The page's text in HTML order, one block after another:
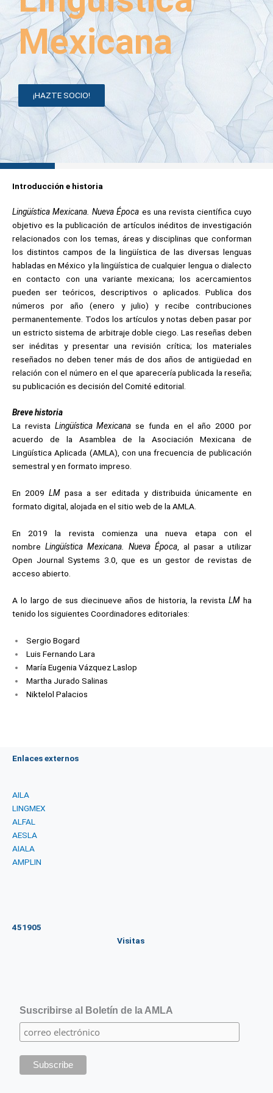
Mexicana
¡HAZTE SOCIO!
Introducción e historia
Lingüística Mexicana. Nueva Época es una revista científica cuyo
objetivo es la publicación de artículos inéditos de investigación
relacionados con los temas, áreas y disciplinas que conforman
los distintos campos de la lingüística de las diversas lenguas
habladas en México y la lingüística de cualquier lengua o dialecto
en contacto con una variante mexicana; los acercamientos
pueden ser teóricos, descriptivos o aplicados. Publica dos
números por año (enero y julio) y recibe contribuciones
permanentemente. Todos los artículos y notas deben pasar por
un estricto sistema de arbitraje doble ciego. Las reseñas deben
ser inéditas y presentar una revisión crítica; los materiales
reseñados no deben tener más de dos años de antigüedad en
relación con el número en el que aparecería publicada la reseña;
su publicación es decisión del Comité editorial.
Breve historia
La revista Lingüística Mexicana se funda en el año 2000 por
acuerdo de la Asamblea de la Asociación Mexicana de
Lingüística Aplicada (AMLA), con una frecuencia de publicación
semestral y en formato impreso.
En 2009 LM pasa a ser editada y distribuida únicamente en
formato digital, alojada en el sitio web de la AMLA.
En 2019 la revista comienza una nueva etapa con el
nombre Lingüística Mexicana. Nueva Época, al pasar a utilizar
Open Journal Systems 3.0, que es un gestor de revistas de
acceso abierto.
A lo largo de sus diecinueve años de historia, la revista LM ha
tenido los siguientes Coordinadores editoriales:
Sergio Bogard
Luis Fernando Lara
María Eugenia Vázquez Laslop
Martha Jurado Salinas
Niktelol Palacios
Enlaces externos
AILA
LINGMEX
ALFAL
AESLA
AIALA
AMPLIN
451905
Visitas
Suscribirse al Boletín de la AMLA